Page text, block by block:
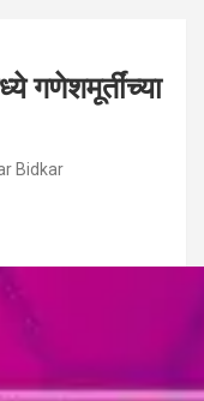
गणेशमूर्तींच्या
Bidkar